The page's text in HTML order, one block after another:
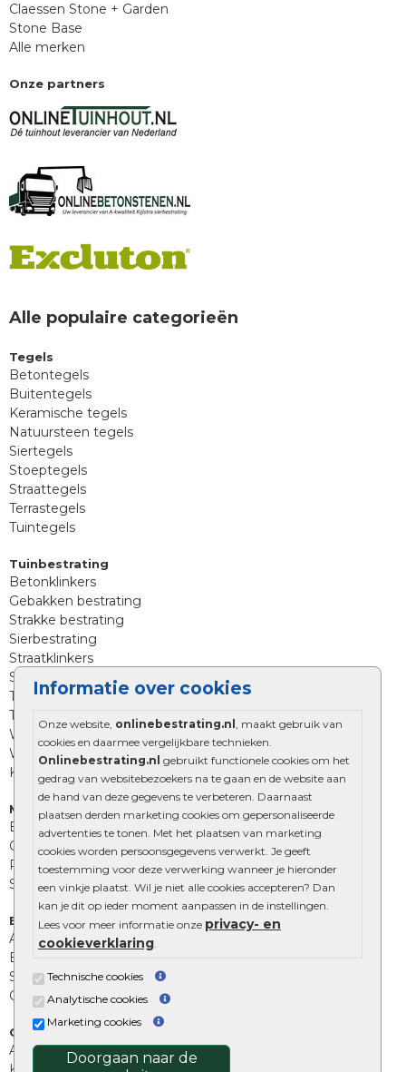
Informatie over cookies
Onze website, onlinebestrating.nl , maakt gebruik van
cookies en daarmee vergelijkbare technieken.
Onlinebestrating.nl gebruikt functionele cookies om het
gedrag van websitebezoekers na te gaan en de website aan
de hand van deze gegevens te verbeteren. Daarnaast
plaatsen derden marketing cookies om gepersonaliseerde
advertenties te tonen. Met het plaatsen van marketing
cookies worden persoonsgegevens verwerkt. Je geeft
toestemming voor deze verwerking wanneer je hieronder
een vinkje plaatst. Wil je niet alle cookies accepteren? Dan
kan je dit op ieder moment aanpassen in de instellingen.
Lees voor meer informatie onze privacy- en
cookieverklaring.
Technische cookies
Analytische cookies
Marketing cookies
Doorgaan naar de
Claessen Stone + Garden
Stone Base
Alle merken
Onze partners
Alle populaire categorieën
Tegels
Betontegels
Buitentegels
Keramische tegels
Natuursteen tegels
Siertegels
Stoeptegels
Straattegels
Terrastegels
Tuintegels
Tuinbestrating
Betonklinkers
Gebakken bestrating
Strakke bestrating
Sierbestrating
Straatklinkers
Straatstenen
Trommelstenen
Tuinstenen
Waalformaat
Wildverband bestrating
Kingstones
Muurelementen
Betonbielzen
Opsluitbanden
Palissades
Stapelblokken
Extra benodigdheden
Afwatering en diversen
Beplantings en betonelementen
Split, grind en zand
Oprit tegels
Overig
Aanbiedingen